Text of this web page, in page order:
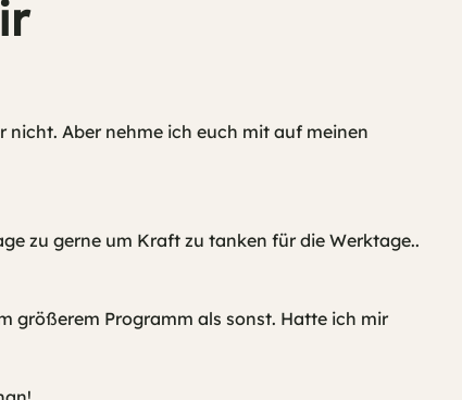
Aber nehme ich euch mit auf meinen
zu gerne um Kraft zu tanken für die Werktage..
größerem Programm als sonst. Hatte ich mir